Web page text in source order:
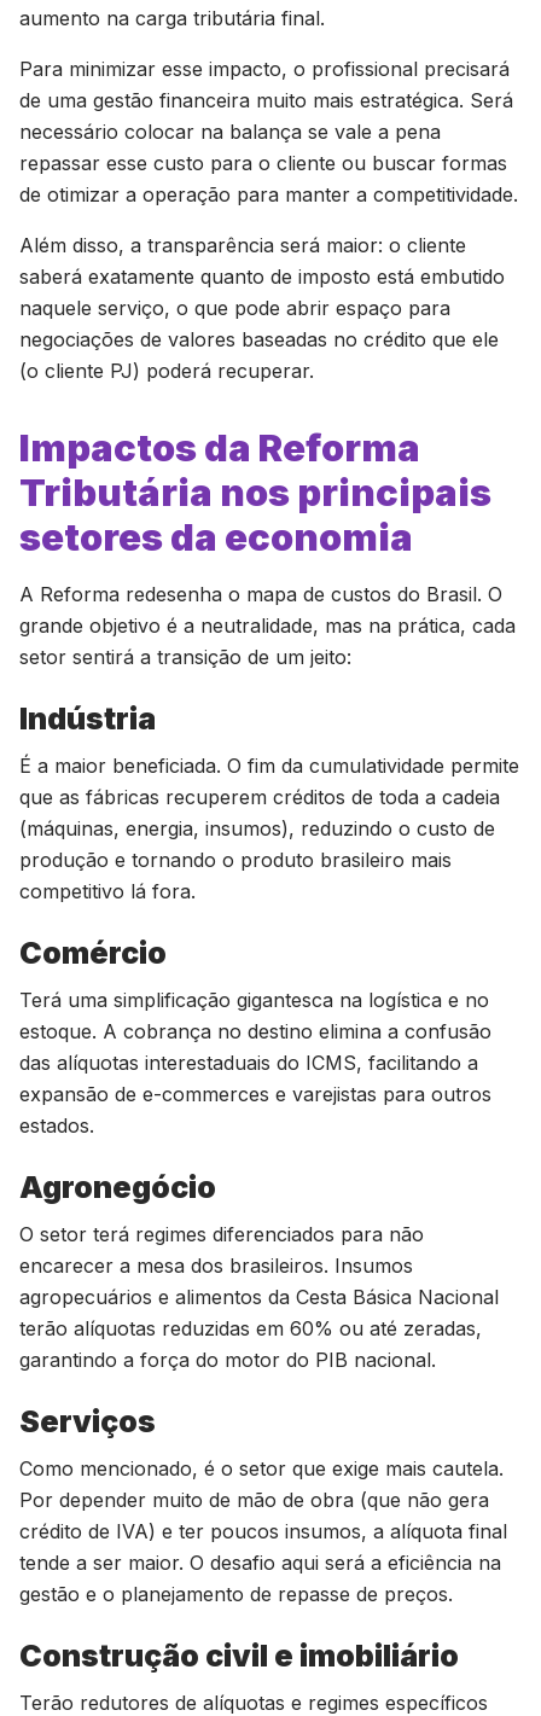
aumento na carga tributária final.
Para minimizar esse impacto, o profissional precisará
de uma gestão financeira muito mais estratégica. Será
necessário colocar na balança se vale a pena
repassar esse custo para o cliente ou buscar formas
de otimizar a operação para manter a competitividade.
Além disso, a transparência será maior: o cliente
saberá exatamente quanto de imposto está embutido
naquele serviço, o que pode abrir espaço para
negociações de valores baseadas no crédito que ele
(o cliente PJ) poderá recuperar.
Impactos da Reforma
Tributária nos principais
setores da economia
A Reforma redesenha o mapa de custos do Brasil. O
grande objetivo é a neutralidade, mas na prática, cada
setor sentirá a transição de um jeito:
Indústria
É a maior beneficiada. O fim da cumulatividade permite
que as fábricas recuperem créditos de toda a cadeia
(máquinas, energia, insumos), reduzindo o custo de
produção e tornando o produto brasileiro mais
competitivo lá fora.
Comércio
Terá uma simplificação gigantesca na logística e no
estoque. A cobrança no destino elimina a confusão
das alíquotas interestaduais do ICMS, facilitando a
expansão de e-commerces e varejistas para outros
estados.
Agronegócio
O setor terá regimes diferenciados para não
encarecer a mesa dos brasileiros. Insumos
agropecuários e alimentos da Cesta Básica Nacional
terão alíquotas reduzidas em 60% ou até zeradas,
garantindo a força do motor do PIB nacional.
Serviços
Como mencionado, é o setor que exige mais cautela.
Por depender muito de mão de obra (que não gera
crédito de IVA) e ter poucos insumos, a alíquota final
tende a ser maior. O desafio aqui será a eficiência na
gestão e o planejamento de repasse de preços.
Construção civil e imobiliário
Terão redutores de alíquotas e regimes específicos